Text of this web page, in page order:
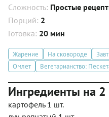
Сложность: Простые
Порций: 2
Готовка: 20 мин
Жарение На сковороде
Омлет
Вегетарианство:
Ингредиенты на
картофель 1 шт.